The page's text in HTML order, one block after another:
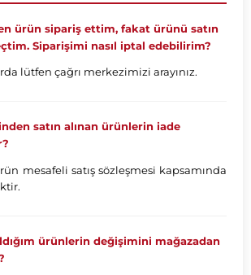
ürün sipariş ettim, fakat ürünü satın
Siparişimi nasıl iptal edebilirim?
lütfen çağrı merkezimizi arayınız.
satın alınan ürünlerin iade
mesafeli satış sözleşmesi kapsamında
ürünlerin değişimini mağazadan